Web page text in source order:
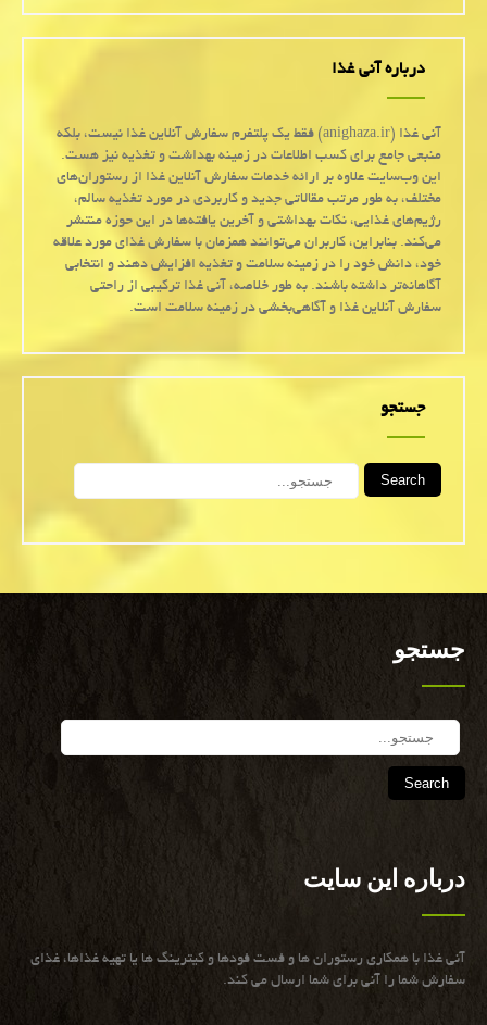
درباره آنی غذا
آنی غذا (anighaza.ir) فقط یک پلتفرم سفارش آنلاین غذا نیست، بلکه
منبعی جامع برای کسب اطلاعات در زمینه بهداشت و تغذیه نیز هست.
این وب‌سایت علاوه بر ارائه خدمات سفارش آنلاین غذا از رستوران‌های
مختلف، به طور مرتب مقالاتی جدید و کاربردی در مورد تغذیه سالم،
رژیم‌های غذایی، نکات بهداشتی و آخرین یافته‌ها در این حوزه منتشر
می‌کند. بنابراین، کاربران می‌توانند همزمان با سفارش غذای مورد علاقه
خود، دانش خود را در زمینه سلامت و تغذیه افزایش دهند و انتخابی
آگاهانه‌تر داشته باشند. به طور خلاصه، آنی غذا ترکیبی از راحتی
سفارش آنلاین غذا و آگاهی‌بخشی در زمینه سلامت است.
جستجو
Search
جستجو
Search
درباره این سایت
آنی غذا با همكاری رستوران ها و فست فودها و كیترینگ ها یا تهیه غذاها، غذای
سفارش شما را آنی برای شما ارسال می كند.